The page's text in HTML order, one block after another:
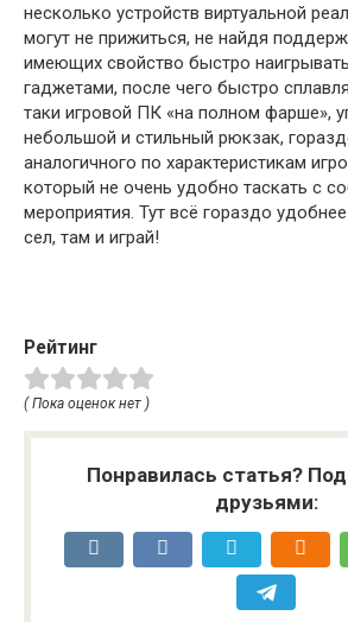
несколько устройств виртуальной
могут не прижиться, не найдя
имеющих свойство быстро
гаджетами, после чего быстро
таки игровой ПК «на полном фарше»,
небольшой и стильный рюкзак,
аналогичного по характеристикам
который не очень удобно таскать с
мероприятия. Тут всё гораздо
сел, там и играй!
Рейтинг
( Пока оценок нет )
Понравилась статья?
друзьями: